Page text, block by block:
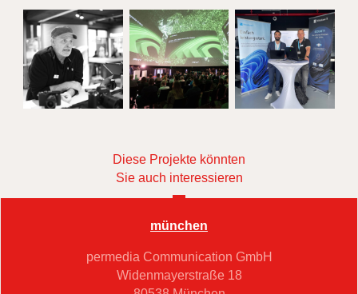
Diese Projekte könnten
Sie auch interessieren
münchen
permedia Communication GmbH
Widenmayerstraße 18